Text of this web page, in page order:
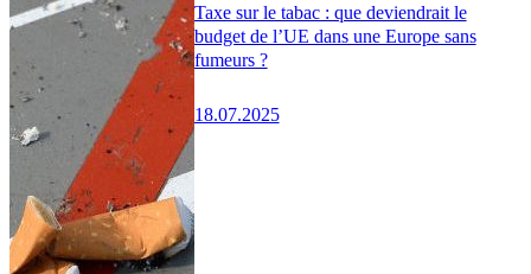
Taxe sur le tabac : que deviendrait le
budget de l’UE dans une Europe sans
fumeurs ?
18.07.2025